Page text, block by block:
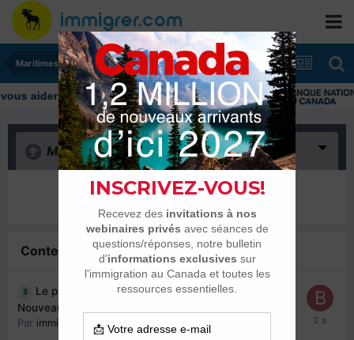
Maritimes
Merci (0)
Il n’y a encore rien ici
Contenu similaire
Le programme d’immigration francophone du
Nouveau-Brunswick est à nouveau accessible
Par immigrer.com ,27 mars 2024